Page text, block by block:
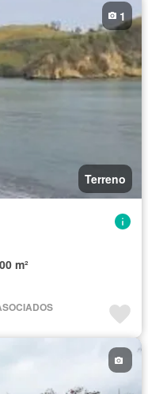
Terreno
1
m²